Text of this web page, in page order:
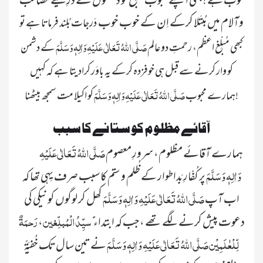
وآلام میں مُبتَلا کرکے اِن کے خوب خوبدَرجات بُلند فرماتا ہے تو
کبھی مُبلِّغ اعظم، رحمتِ دوعالمصَلَّی اللہُ تَعَالٰی عَلَیْہِ وَاٰلِہٖ وَسَلَّمَکے دشمن
کو وار کرنے سے قبل ہی خوفزدہ کرکے یہ باوَر کرادیتا ہے کہ کہیں
ہمارے محبوبصَلَّی اللہُ تَعَالٰی عَلَیْہِ وَاٰلِہٖ وَسَلَّمَ کو اکیلا مت سمجھ بیٹھنا!
آقائے مظلوم کو ستانے کا سبب
ہمارے آقائے مظلوم، سرورِ معصومصَلَّی اللہُ تَعَالٰی عَلَیْہِ
وَاٰلِہٖ وَسَلَّمَپر کُفّارِ بَداطوار کے ظُلم و ستم کا سبب صرف یِہی تھا کہ
اب آپصَلَّی اللہُ تَعَالٰی عَلَیْہِ وَاٰلِہٖ وَسَلَّمَکھل کر لوگوں کو نیکی کی
دعوت پیش کرنے لگے تھے ،جب کہ ابتداءً سیِّدُ الْمُبلِّغین،رَحمَۃٌ
لِّلْعٰلَمِیْن صَلَّی اللہُ تَعَالٰی عَلَیْہِ وَاٰلِہٖ وَسَلَّمَنے تین سال تک خُفیَۃً